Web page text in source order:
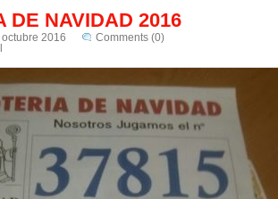
DE NAVIDAD 2016
2016
Comments (0)